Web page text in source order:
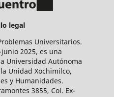
legal
Universitarios.
2025, es una
Universidad Autónoma
Unidad Xochimilco,
y Humanidades.
3855, Col. Ex-